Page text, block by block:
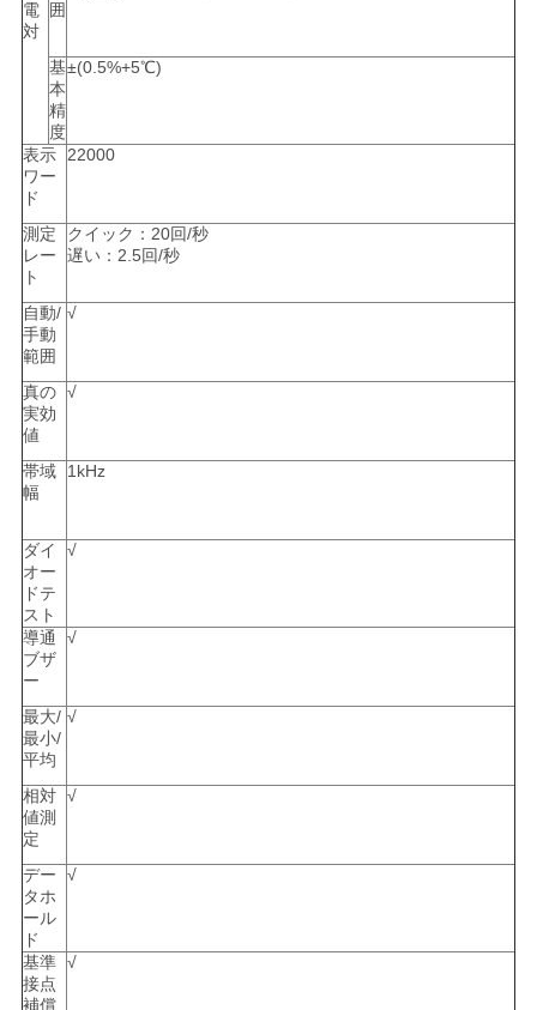
電
対
囲
基
本
精
度
±(0.5%+5℃)
表示
ワー
ド
22000
測定
レー
ト
クイック：20回/秒
遅い：2.5回/秒
自動/
手動
範囲
√
真の
実効
値
√
帯域
幅
1kHz
ダイ
オー
ドテ
スト
√
導通
ブザ
ー
√
最大/
最小/
平均
√
相対
値測
定
√
デー
タホ
ール
ド
√
基準
接点
補償
√